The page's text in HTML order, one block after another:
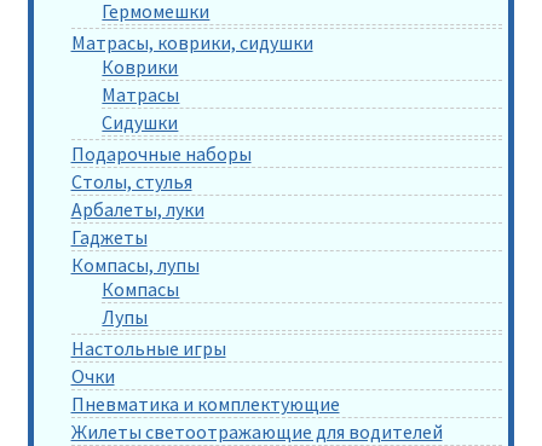
Гермомешки
Матрасы, коврики, сидушки
Коврики
Матрасы
Сидушки
Подарочные наборы
Столы, стулья
Арбалеты, луки
Гаджеты
Компасы, лупы
Компасы
Лупы
Настольные игры
Очки
Пневматика и комплектующие
Жилеты светоотражающие для водителей